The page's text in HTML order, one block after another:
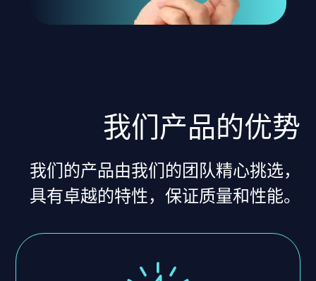
我们产品的优势
我们的产品由我们的团队精心挑选，
具有卓越的特性，保证质量和性能。